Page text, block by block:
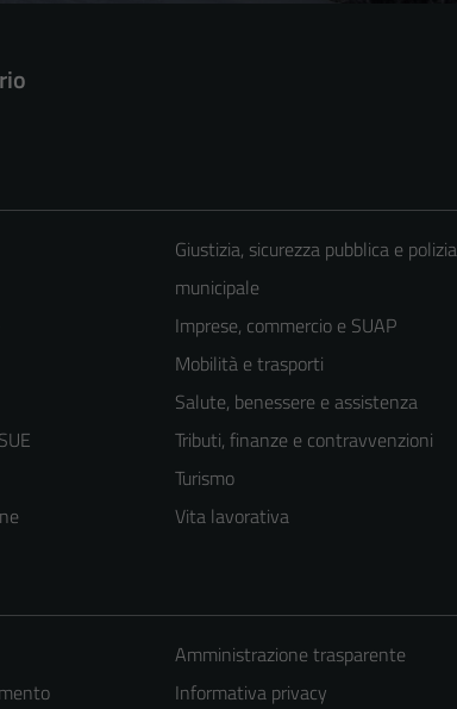
Giustizia, sicurezza pubblica e polizia
municipale
Imprese, commercio e SUAP
Mobilità e trasporti
Salute, benessere e assistenza
Tributi, finanze e contravvenzioni
Turismo
Vita lavorativa
Amministrazione trasparente
Informativa privacy